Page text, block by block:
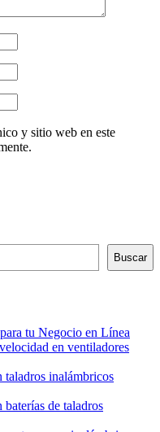
y sitio web en este
Buscar
tu Negocio en Línea
en ventiladores
taladros inalámbricos
de taladros